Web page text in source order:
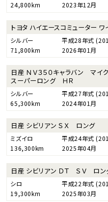
24,800km
2023年12月
トヨタ ハイエースコミュータ
シルバー 平成28年式
71,800km
2026年01月
日産 ＮＶ３５０キャラバン マ
スーパーロング ＨＲ
シルバー 平成27年式
65,300km
2024年01月
日産 シビリアン ＳＸ ロング
ミズイロ 平成24年式
136,300km
2025年04月
日産 シビリアン ＤＴ ＳＶ ロン
シロ 平成22年式
19,300km
2025年03月